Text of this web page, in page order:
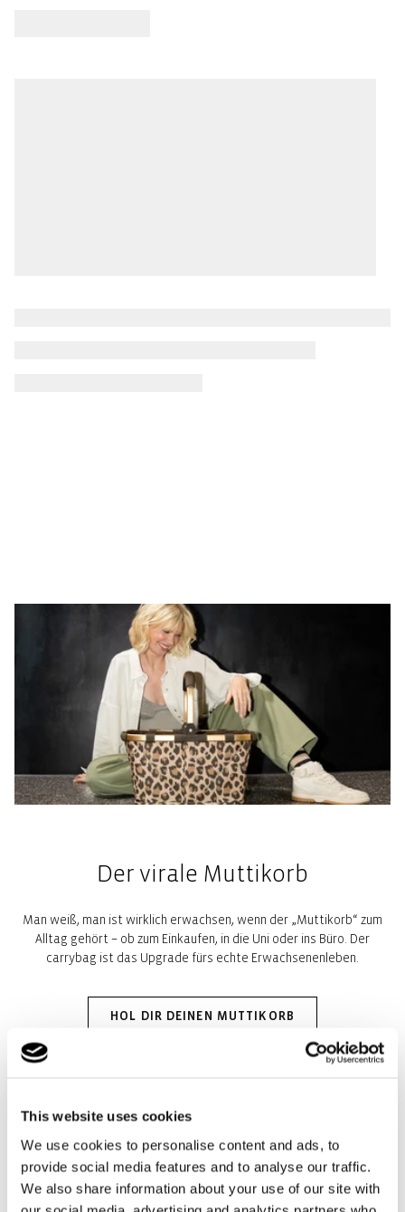
This website uses cookies
We use cookies to personalise content and ads, to
provide social media features and to analyse our traffic.
We also share information about your use of our site with
Der virale Muttikorb
Man weiß, man ist wirklich erwachsen, wenn der „Muttikorb“ zum
Alltag gehört – ob zum Einkaufen, in die Uni oder ins Büro. Der
carrybag ist das Upgrade fürs echte Erwachsenenleben.
HOL DIR DEINEN MUTTIKORB
Unsere neue Travel-Line